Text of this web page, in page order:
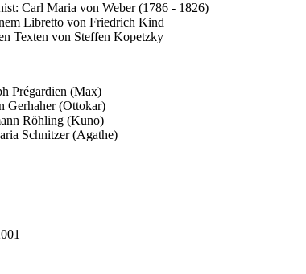
Carl Maria von Weber (1786 - 1826)
Libretto von Friedrich Kind
Texten von Steffen Kopetzky
Prégardien (Max)
Gerhaher (Ottokar)
Röhling (Kuno)
Schnitzer (Agathe)